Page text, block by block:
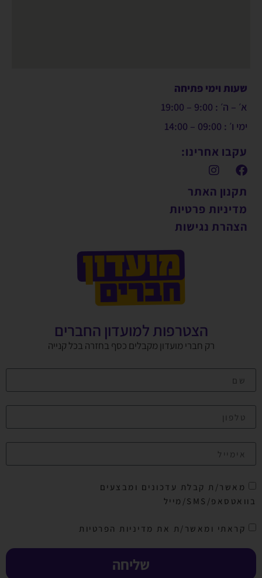
שעות וימי פתיחה
א׳ – ה׳ : 9:00 – 19:00
ימי ו׳ : 09:00 – 14:00
עקבו אחרינו:
תקנון האתר
מדיניות פרטיות
הצהרת נגישות
הצטרפות למועדון החברים
רק חברי מועדון מקבלים כסף בחזרה בכל קנייה
מאשר/ת קבלת עדכונים ומבצעים
בוואטסאפ/SMS/מייל
קראתי ומאשר/ת את מדיניות הפרטיות
שליחה